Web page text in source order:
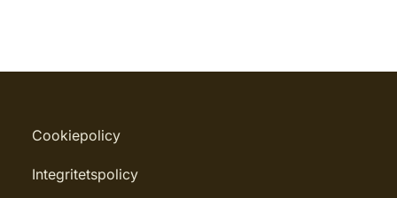
Cookiepolicy
Integritetspolicy